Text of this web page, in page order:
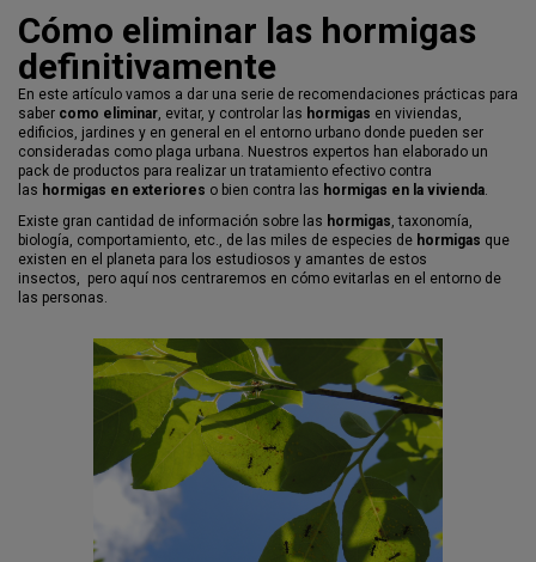
Cómo eliminar las hormigas
definitivamente
En este artículo vamos a dar una serie de recomendaciones prácticas para
saber como eliminar, evitar, y controlar las hormigas en viviendas,
edificios, jardines y en general en el entorno urbano donde pueden ser
consideradas como plaga urbana. Nuestros expertos han elaborado un
pack de productos para realizar un tratamiento efectivo contra
las hormigas en exteriores o bien contra las hormigas en la vivienda.
Existe gran cantidad de información sobre las hormigas, taxonomía,
biología, comportamiento, etc., de las miles de especies de hormigas que
existen en el planeta para los estudiosos y amantes de estos
insectos, pero aquí nos centraremos en cómo evitarlas en el entorno de
las personas.